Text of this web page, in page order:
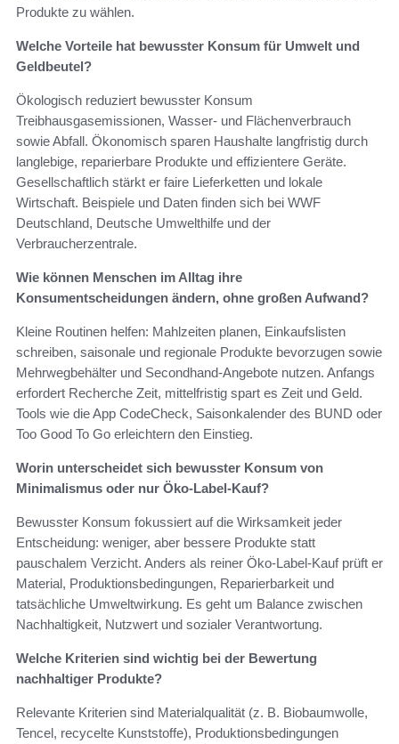
Produkte zu wählen.
Welche Vorteile hat bewusster Konsum für Umwelt und
Geldbeutel?
Ökologisch reduziert bewusster Konsum
Treibhausgasemissionen, Wasser- und Flächenverbrauch
sowie Abfall. Ökonomisch sparen Haushalte langfristig durch
langlebige, reparierbare Produkte und effizientere Geräte.
Gesellschaftlich stärkt er faire Lieferketten und lokale
Wirtschaft. Beispiele und Daten finden sich bei WWF
Deutschland, Deutsche Umwelthilfe und der
Verbraucherzentrale.
Wie können Menschen im Alltag ihre
Konsumentscheidungen ändern, ohne großen Aufwand?
Kleine Routinen helfen: Mahlzeiten planen, Einkaufslisten
schreiben, saisonale und regionale Produkte bevorzugen sowie
Mehrwegbehälter und Secondhand-Angebote nutzen. Anfangs
erfordert Recherche Zeit, mittelfristig spart es Zeit und Geld.
Tools wie die App CodeCheck, Saisonkalender des BUND oder
Too Good To Go erleichtern den Einstieg.
Worin unterscheidet sich bewusster Konsum von
Minimalismus oder nur Öko-Label-Kauf?
Bewusster Konsum fokussiert auf die Wirksamkeit jeder
Entscheidung: weniger, aber bessere Produkte statt
pauschalem Verzicht. Anders als reiner Öko-Label-Kauf prüft er
Material, Produktionsbedingungen, Reparierbarkeit und
tatsächliche Umweltwirkung. Es geht um Balance zwischen
Nachhaltigkeit, Nutzwert und sozialer Verantwortung.
Welche Kriterien sind wichtig bei der Bewertung
nachhaltiger Produkte?
Relevante Kriterien sind Materialqualität (z. B. Biobaumwolle,
Tencel, recycelte Kunststoffe), Produktionsbedingungen